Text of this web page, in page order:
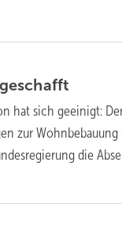
hat sich geeinigt:
zur
die